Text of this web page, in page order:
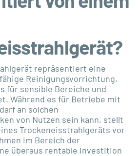
repräsentiert eine
Reinigungsvorrichtung,
für sensible Bereiche und
Während es für Betriebe mit
an solchen
von Nutzen sein kann, stellt
Trockeneisstrahlgeräts vor
im Bereich der
überaus rentable Investition